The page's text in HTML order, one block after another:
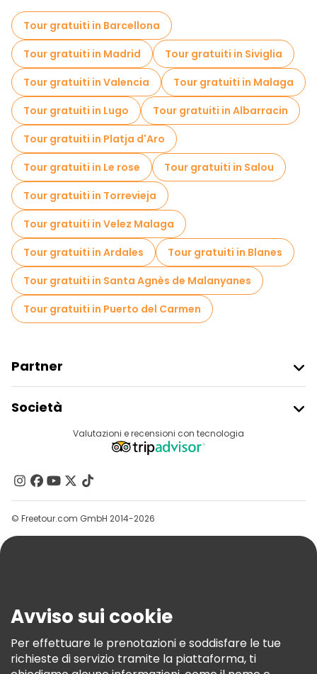
Tour gratuiti in Barcellona
Tour gratuiti in Madrid
Tour gratuiti in Siviglia
Tour gratuiti in Valencia
Tour gratuiti in Malaga
Tour gratuiti in Lugo
Tour gratuiti in Albarracin
Tour gratuiti in Platja d'Aro
Tour gratuiti in Le rose
Tour gratuiti in Salou
Tour gratuiti in Torrevieja
Tour gratuiti in Velez Malaga
Tour gratuiti in Ardales
Tour gratuiti in Blanes
Tour gratuiti in Santa Agnès de Malanyanes
Tour gratuiti in Puerto del Carmen
Partner
Accesso Del Fornitore
Programma Di Affiliazione
Società
Destinazioni
Contattaci
Gruppi
Aiuto
Termini E Condizioni
Informativa Sui Cookie
Freetour Premi
Valutazioni e recensioni con tecnologia
© Freetour.com GmbH 2014-2026
Avviso sui cookie
Per effettuare le prenotazioni e soddisfare le tue
richieste di servizio tramite la piattaforma, ti